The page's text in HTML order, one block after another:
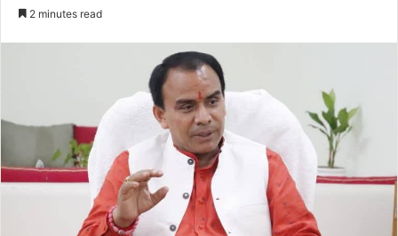
n
i
l
2 minutes read